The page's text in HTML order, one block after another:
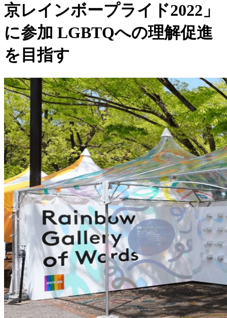
京レインボープライド2022」
に参加 LGBTQへの理解促進
を目指す